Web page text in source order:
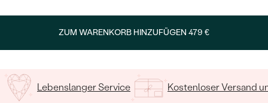
MIT SCHWARZEN DIAMANTEN
MIT SALT AND PEPPER DIAMANTEN
DIAMANTSCHMUCK
PREISWERTE
PERLENKETTEN
NACH PREIS
PREISWERTE
NACH PREIS
PREISWERTE
LUXURIÖSE
ZUM WARENKORB HINZUFÜGEN 479 €
Lebenslanger Service Kostenloser Versand